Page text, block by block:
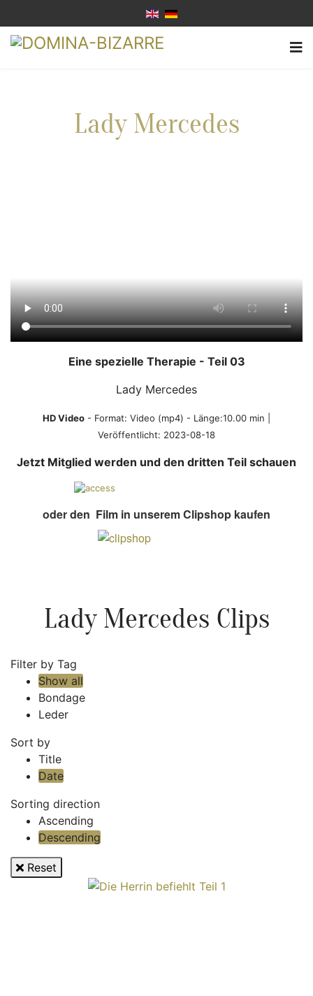
Lady Mercedes
Eine spezielle Therapie - Teil 03
Lady Mercedes
HD Video - Format: Video (mp4) - Länge:10.00 min |
Veröffentlicht: 2023-08-18
Jetzt Mitglied werden und den dritten Teil schauen
oder den Film in unserem Clipshop kaufen
Lady Mercedes Clips
Filter by Tag
Show all
Bondage
Leder
Sort by
Title
Date
Sorting direction
Ascending
Descending
Reset